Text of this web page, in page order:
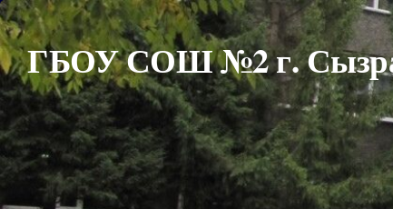
Перейти к содержимому
ГБОУ СОШ №2 г.